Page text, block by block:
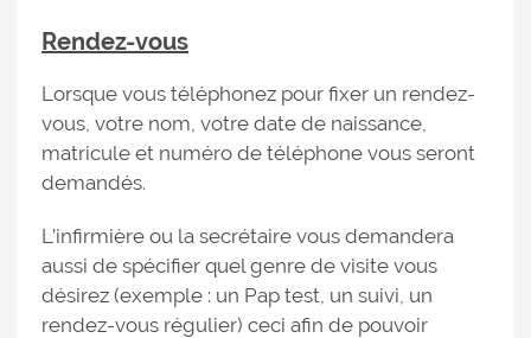
Rendez-vous
Lorsque vous téléphonez pour fixer un rendez-
vous, votre nom, votre date de naissance,
matricule et numéro de téléphone vous seront
demandés.
L’infirmière ou la secrétaire vous demandera
aussi de spécifier quel genre de visite vous
désirez (exemple : un Pap test, un suivi, un
rendez-vous régulier) ceci afin de pouvoir